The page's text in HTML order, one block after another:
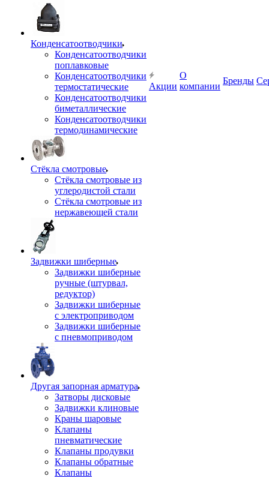
Конденсатоотводчики
Конденсатоотводчики
поплавковые
Конденсатоотводчики
термостатические
Конденсатоотводчики
биметаллические
Конденсатоотводчики
термодинамические
Стёкла смотровые
Стёкла смотровые из
углеродистой стали
Стёкла смотровые из
нержавеющей стали
Задвижки шиберные
Задвижки шиберные
ручные (штурвал,
редуктор)
Задвижки шиберные
с электроприводом
Задвижки шиберные
с пневмоприводом
Другая запорная арматура
Затворы дисковые
Задвижки клиновые
Краны шаровые
Клапаны
пневматические
Клапаны продувки
Клапаны обратные
Клапаны
Акции
О
компании
Бренды